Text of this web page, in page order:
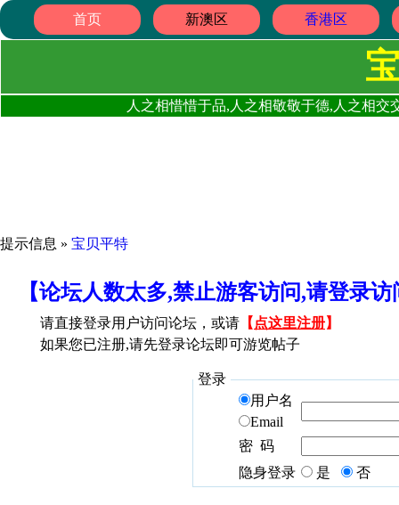
首页 新澳区 香港区
人之相惜惜于品,人之相敬敬于德,人之相
提示信息 » 宝贝平特
【论坛人数太多,禁止游客访问,请登录
请直接登录用户访问论坛，或请 【 点这里注册】
如果您已注册,请先登录论坛即可游览帖子
登录
用户名
Email
密 码
隐身登录
是 否